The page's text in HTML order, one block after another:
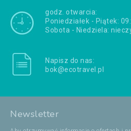
godz. otwarcia:
Poniedziałek - Piątek:
Sobota - Niedziela:
Napisz do nas:
bok@ecotravel.pl
Newsletter